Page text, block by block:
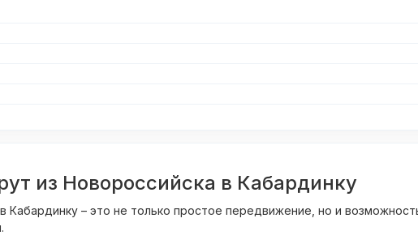
из Новороссийска в Кабардинку
Кабардинку – это не только простое передвижение, но и